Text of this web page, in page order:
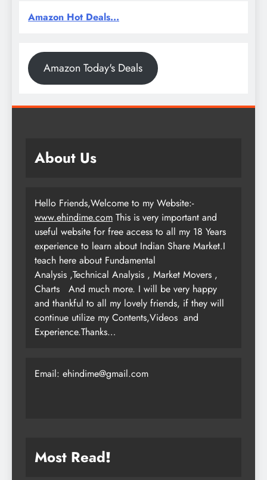
Amazon Hot Deals...
Amazon Today's Deals
About Us
Hello Friends,Welcome to my Website:-
www.ehindime.com This is very important and
useful website for free access to all my 18 Years
experience to learn about Indian Share Market.I
teach here about Fundamental
Analysis ,Technical Analysis , Market Movers ,
Charts
And much more. I will be very happy
and thankful to all my lovely friends, if they will
continue utilize my Contents,Videos and
Experience.Thanks…
Email: ehindime@gmail.com
Most Read!